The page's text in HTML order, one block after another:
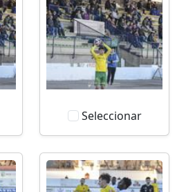
Seleccionar